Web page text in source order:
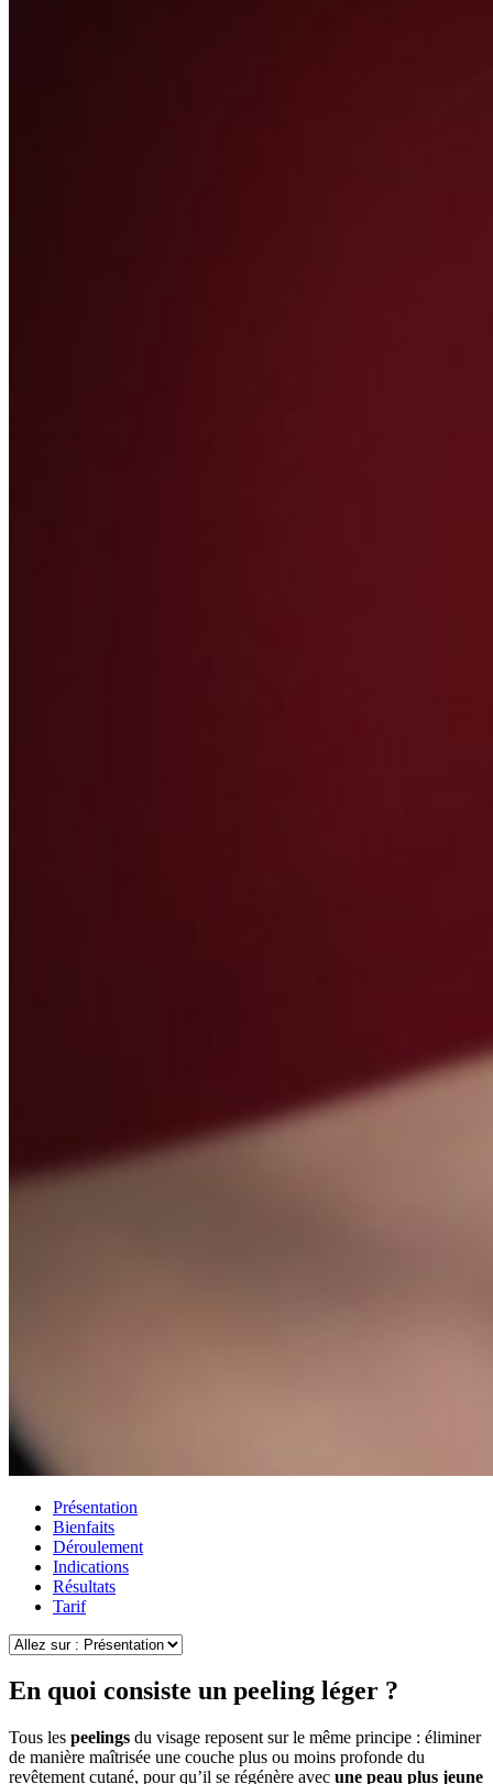
Présentation
Bienfaits
Déroulement
Indications
Résultats
Tarif
En quoi consiste un peeling léger ?
Tous les peelings du visage reposent sur le même principe : éliminer
de manière maîtrisée une couche plus ou moins profonde du
revêtement cutané, pour qu’il se régénère avec une peau plus jeune